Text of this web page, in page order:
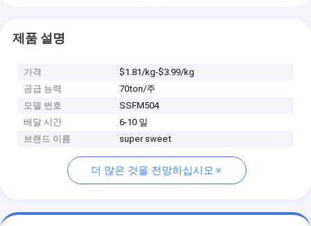
제품 설명
가격
$1.81/kg-$3.99/kg
공급 능력
70ton/주
모델 번호
SSFM504
배달 시간
6-10 일
브랜드 이름
super sweet
더 많은 것을 전망하십시오